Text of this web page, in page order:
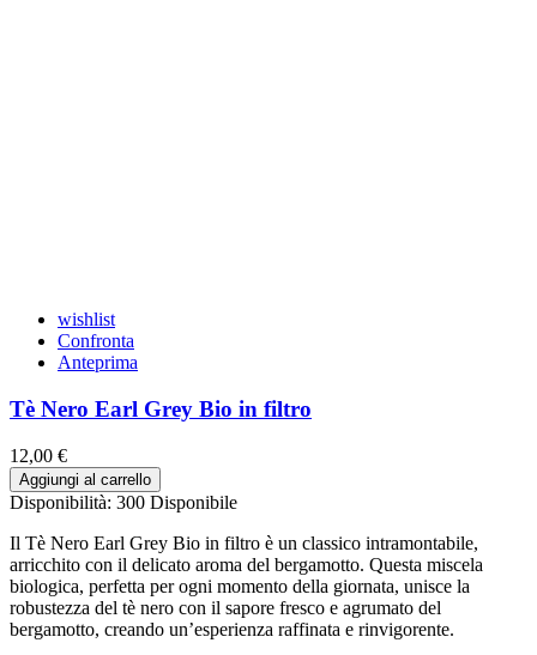
wishlist
Confronta
Anteprima
Tè Nero Earl Grey Bio in filtro
12,00 €
Aggiungi al carrello
Disponibilità: 300 Disponibile
Il Tè Nero Earl Grey Bio in filtro è un classico intramontabile,
arricchito con il delicato aroma del bergamotto. Questa miscela
biologica, perfetta per ogni momento della giornata, unisce la
robustezza del tè nero con il sapore fresco e agrumato del
bergamotto, creando un’esperienza raffinata e rinvigorente.